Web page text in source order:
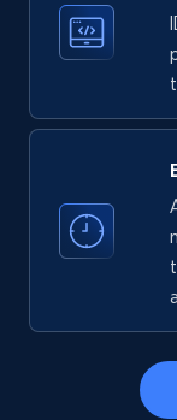
Instagram -
Account,
business
22.4K+
Instagram -
information
Account,